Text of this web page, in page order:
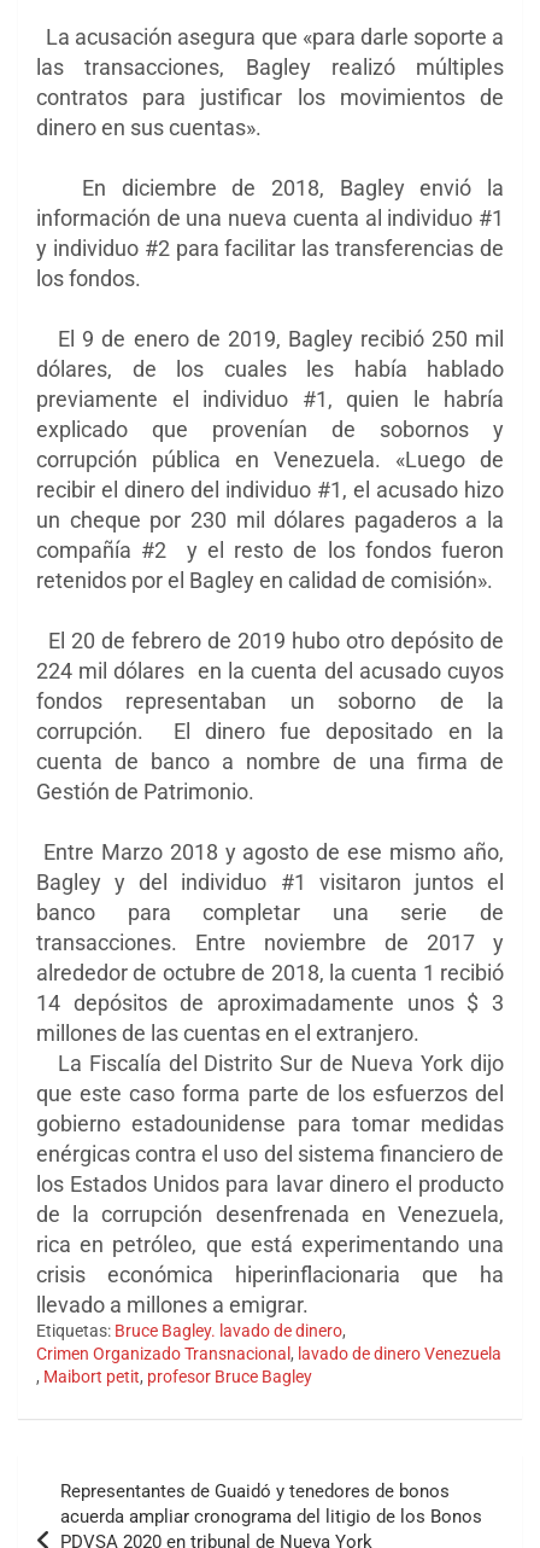
La acusación asegura que «para darle soporte a
las transacciones, Bagley realizó múltiples
contratos para justificar los movimientos de
dinero en sus cuentas».
En diciembre de 2018, Bagley envió la
información de una nueva cuenta al individuo #1
y individuo #2 para facilitar las transferencias de
los fondos.
El 9 de enero de 2019, Bagley recibió 250 mil
dólares, de los cuales les había hablado
previamente el individuo #1, quien le habría
explicado que provenían de sobornos y
corrupción pública en Venezuela. «Luego de
recibir el dinero del individuo #1, el acusado hizo
un cheque por 230 mil dólares pagaderos a la
compañía #2 y el resto de los fondos fueron
retenidos por el Bagley en calidad de comisión».
El 20 de febrero de 2019 hubo otro depósito de
224 mil dólares en la cuenta del acusado cuyos
fondos representaban un soborno de la
corrupción. El dinero fue depositado en la
cuenta de banco a nombre de una firma de
Gestión de Patrimonio.
Entre Marzo 2018 y agosto de ese mismo año,
Bagley y del individuo #1 visitaron juntos el
banco para completar una serie de
transacciones. Entre noviembre de 2017 y
alrededor de octubre de 2018, la cuenta 1 recibió
14 depósitos de aproximadamente unos $ 3
millones de las cuentas en el extranjero.
La Fiscalía del Distrito Sur de Nueva York dijo
que este caso forma parte de los esfuerzos del
gobierno estadounidense para tomar medidas
enérgicas contra el uso del sistema financiero de
los Estados Unidos para lavar dinero el producto
de la corrupción desenfrenada en Venezuela,
rica en petróleo, que está experimentando una
crisis económica hiperinflacionaria que ha
llevado a millones a emigrar.
Etiquetas: Bruce Bagley. lavado de dinero,
Crimen Organizado Transnacional , lavado de dinero Venezuela
, Maibort petit, profesor Bruce Bagley
Representantes de Guaidó y tenedores de bonos
acuerda ampliar cronograma del litigio de los Bonos
PDVSA 2020 en tribunal de Nueva York